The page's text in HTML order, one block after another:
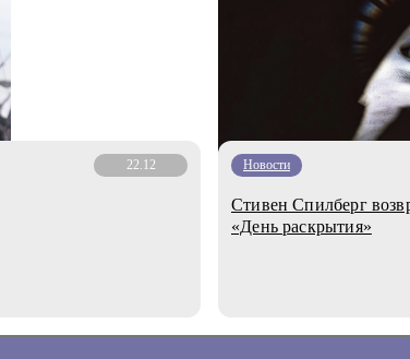
22.12 Новости
Стивен Спилберг
«День раскрытия»